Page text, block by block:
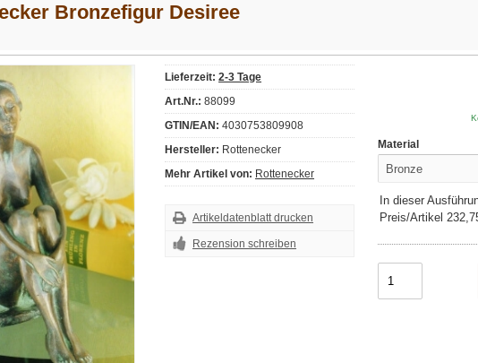
Bronzefigur Desiree
Lieferzeit: 2-3 Tage
Art.Nr.: 88099
GTIN/EAN: 4030753809908
Hersteller: Rottenecker
Mehr Artikel von: Rottenecker
Artikeldatenblatt drucken
Rezension schreiben
Material
Bronze
In dieser
Preis/Artikel